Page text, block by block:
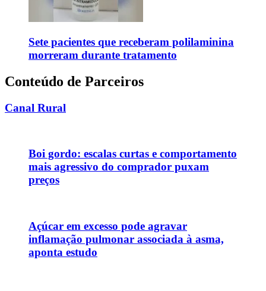
Sete pacientes que receberam polilaminina
morreram durante tratamento
Conteúdo de Parceiros
Canal Rural
Boi gordo: escalas curtas e comportamento
mais agressivo do comprador puxam
preços
Açúcar em excesso pode agravar
inflamação pulmonar associada à asma,
aponta estudo